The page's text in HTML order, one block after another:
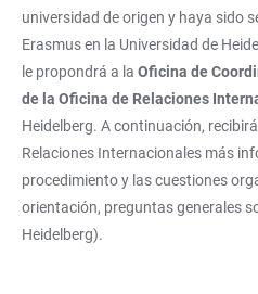
universidad de origen y haya sido
Erasmus en la Universidad de
le propondrá a la Oficina de
de la Oficina de Relaciones
Heidelberg. A continuación,
Relaciones Internacionales más
procedimiento y las cuestiones
orientación, preguntas generales
Heidelberg).